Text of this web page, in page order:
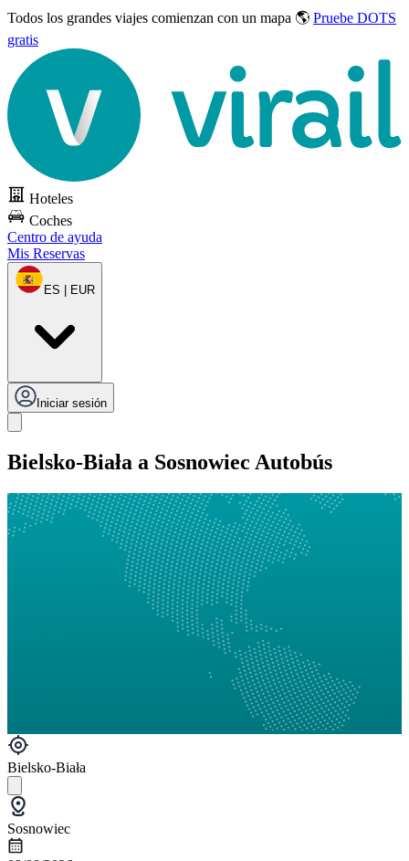
Todos los grandes viajes comienzan con un mapa 🌎 Pruebe DOTS
gratis
Hoteles
Coches
Centro de ayuda
Mis Reservas
ES | EUR
Iniciar sesión
Bielsko-Biała a Sosnowiec Autobús
Bielsko-Biała
Sosnowiec